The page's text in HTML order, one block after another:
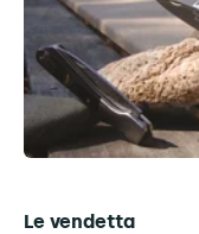
Le vendetta